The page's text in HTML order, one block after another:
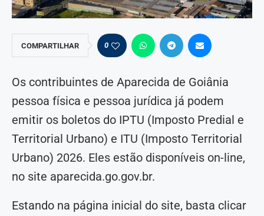
COMPARTILHAR 0
Os contribuintes de Aparecida de Goiânia
pessoa física e pessoa jurídica já podem
emitir os boletos do IPTU (Imposto Predial e
Territorial Urbano) e ITU (Imposto Territorial
Urbano) 2026. Eles estão disponíveis on-line,
no site aparecida.go.gov.br.
Estando na página inicial do site, basta clicar